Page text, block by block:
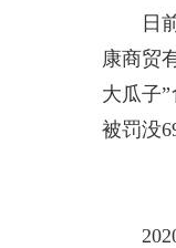
日
康商贸
大瓜子
被罚没